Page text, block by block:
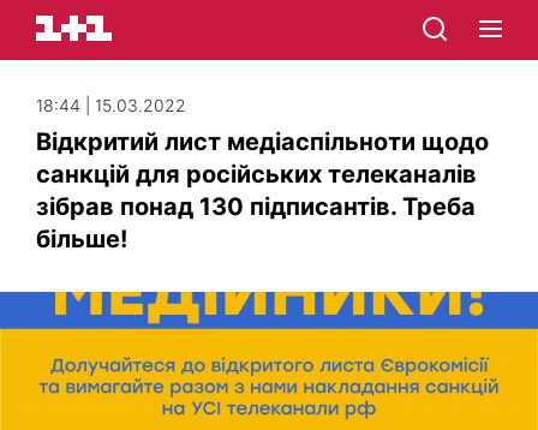
18:44 | 15.03.2022
Відкритий лист медіаспільноти щодо
санкцій для російських телеканалів
зібрав понад 130 підписантів. Треба
більше!